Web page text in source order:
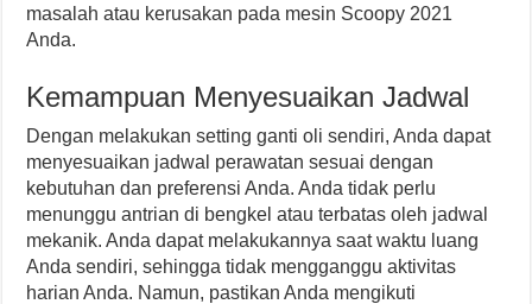
masalah atau kerusakan pada mesin Scoopy 2021
Anda.
Kemampuan Menyesuaikan Jadwal
Dengan melakukan setting ganti oli sendiri, Anda dapat
menyesuaikan jadwal perawatan sesuai dengan
kebutuhan dan preferensi Anda. Anda tidak perlu
menunggu antrian di bengkel atau terbatas oleh jadwal
mekanik. Anda dapat melakukannya saat waktu luang
Anda sendiri, sehingga tidak mengganggu aktivitas
harian Anda. Namun, pastikan Anda mengikuti